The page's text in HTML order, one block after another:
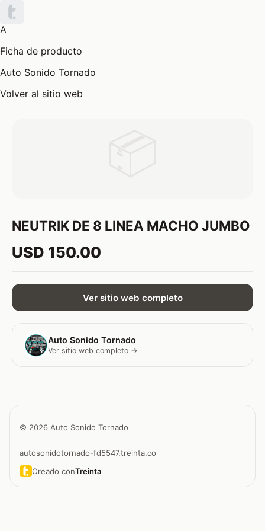
A
Ficha de producto
Auto Sonido Tornado
Volver al sitio web
NEUTRIK DE 8 LINEA MACHO JUMBO
USD 150.00
Ver sitio web completo
Auto Sonido Tornado
Ver sitio web completo →
© 2026 Auto Sonido Tornado
autosonidotornado-fd5547.treinta.co
Creado conTreinta